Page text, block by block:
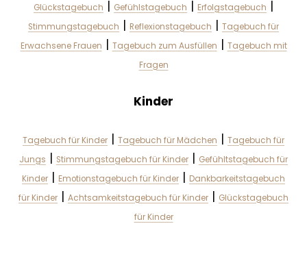
Glückstagebuch | Gefühlstagebuch | Erfolgstagebuch |
Stimmungstagebuch | Reflexionstagebuch | Tagebuch für
Erwachsene Frauen | Tagebuch zum Ausfüllen | Tagebuch mit
Fragen
Kinder
Tagebuch für Kinder | Tagebuch für Mädchen | Tagebuch für
Jungs | Stimmungstagebuch für Kinder | Gefühltstagebuch für
Kinder | Emotionstagebuch für Kinder | Dankbarkeitstagebuch
für Kinder | Achtsamkeitstagebuch für Kinder | Glückstagebuch
für Kinder